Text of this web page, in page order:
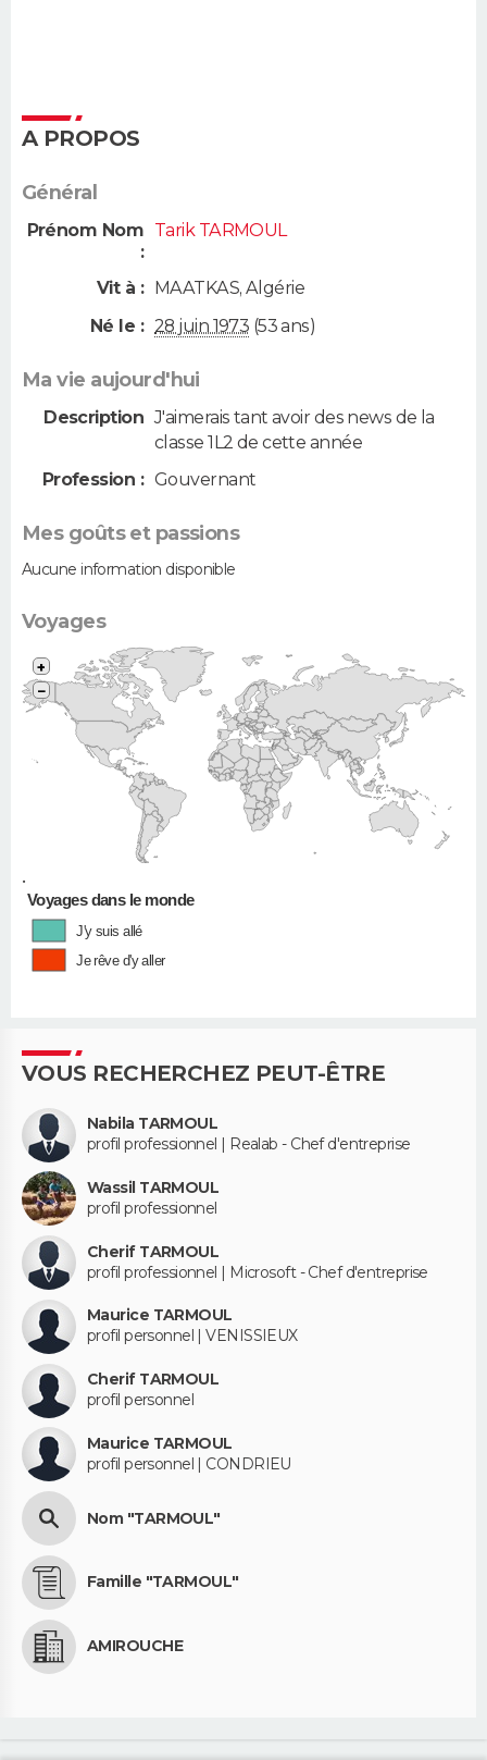
A PROPOS
Général
Prénom Nom
:
Tarik TARMOUL
Vit à : MAATKAS, Algérie
Né le : 28 juin 1973 (53 ans)
Ma vie aujourd'hui
Description J'aimerais tant avoir des news de la
classe 1L2 de cette année
Profession : Gouvernant
Mes goûts et passions
Aucune information disponible
Voyages
•
+
−
Voyages dans le monde
J'y suis allé
Je rêve d'y aller
VOUS RECHERCHEZ PEUT-ÊTRE
Nabila TARMOUL
profil professionnel | Realab - Chef d'entreprise
Wassil TARMOUL
profil professionnel
Cherif TARMOUL
profil professionnel | Microsoft - Chef d'entreprise
Maurice TARMOUL
profil personnel | VENISSIEUX
Cherif TARMOUL
profil personnel
Maurice TARMOUL
profil personnel | CONDRIEU
Nom "TARMOUL"
Famille "TARMOUL"
AMIROUCHE